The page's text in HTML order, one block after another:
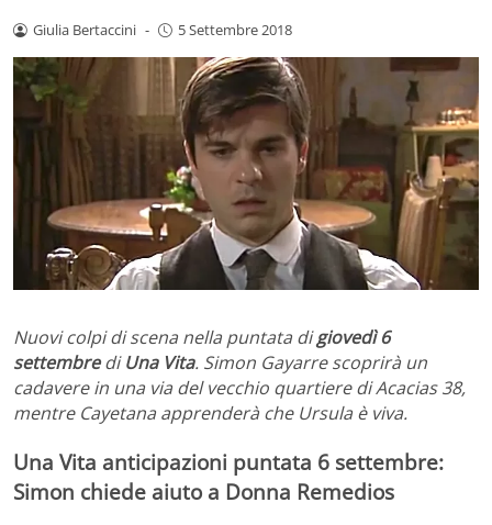
Giulia Bertaccini - 5 Settembre 2018
Nuovi colpi di scena nella puntata digiovedì 6
settembrediUna Vita. Simon Gayarre scoprirà un
cadavere in una via del vecchio quartiere di Acacias 38,
mentre Cayetana apprenderà che Ursula è viva.
Una Vita anticipazioni puntata 6 settembre:
Simon chiede aiuto a Donna Remedios